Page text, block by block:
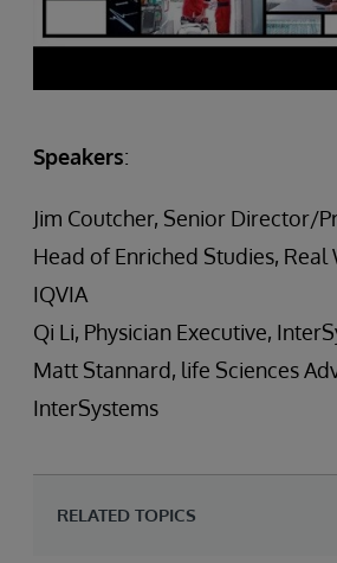
Speakers:
Jim Coutcher, Senior Director/
Head of Enriched Studies,
IQVIA
Qi Li, Physician Executive,
Matt Stannard, life Sciences
InterSystems
RELATED TOPICS